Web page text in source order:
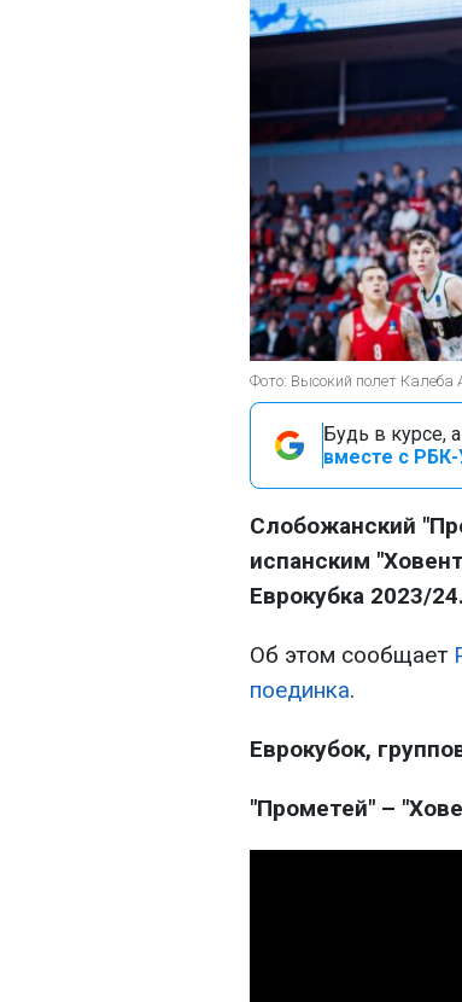
Фото: Высокий полет Калеба
Будь в курсе,
вместе с РБК-
Слобожанский
испанским
Еврокубка 2023/24.
Об этом сообщает
поединка.
Еврокубок,
"Прометей" –